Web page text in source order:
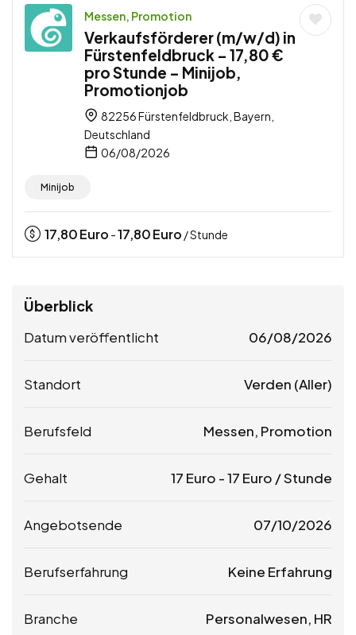
Messen, Promotion
Verkaufsförderer (m/w/d) in
Fürstenfeldbruck – 17,80 €
pro Stunde – Minijob,
Promotionjob
82256 Fürstenfeldbruck, Bayern,
Deutschland
06/08/2026
Minijob
17,80Euro -17,80Euro / Stunde
Überblick
Datum veröffentlicht 06/08/2026
Standort Verden (Aller)
Berufsfeld Messen, Promotion
Gehalt 17 Euro -17 Euro / Stunde
Angebotsende 07/10/2026
Berufserfahrung Keine Erfahrung
Branche Personalwesen, HR